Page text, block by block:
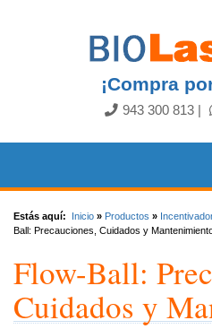
¡Compra
943 300 813
Estás aquí: Inicio » Productos »
Ball: Precauciones, Cuidados y
Flow-Ball:
Cuidados y